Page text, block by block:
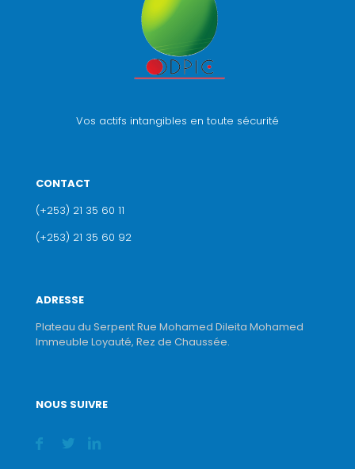
Vos actifs intangibles en toute sécurité
CONTACT
(+253) 21 35 60 11
(+253) 21 35 60 92
ADRESSE
Plateau du Serpent Rue Mohamed Dileita Mohamed
Immeuble Loyauté, Rez de Chaussée.
NOUS SUIVRE